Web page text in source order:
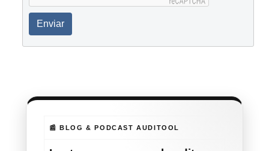
Enviar
📰 BLOG & PODCAST AUDITOOL